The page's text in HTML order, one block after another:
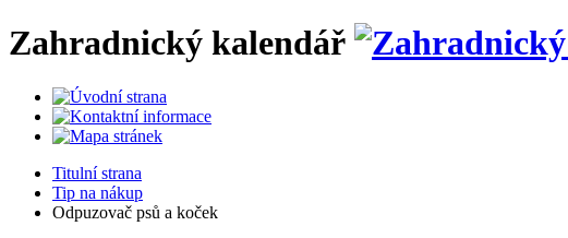
Zahradnický kalendář
Titulní strana
Tip na nákup
Odpuzovač psů a koček